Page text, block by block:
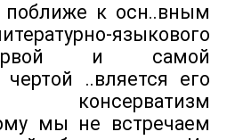
к осн..вным
языкового
и самой
чертой ..вляется его
консерватизм
мы не встречаем